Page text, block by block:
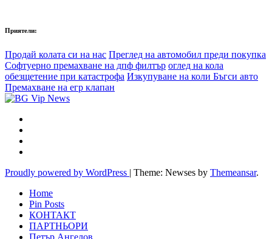
Приятели:
Продай колата си на нас Преглед на автомобил преди покупка
Софтуерно премахване на дпф филтър оглед на кола
обезщетение при катастрофа Изкупуване на коли Бъгси авто
Премахване на егр клапан
Proudly powered by WordPress | Theme: Newses by Themeansar.
Home
Pin Posts
КОНТАКТ
ПАРТНЬОРИ